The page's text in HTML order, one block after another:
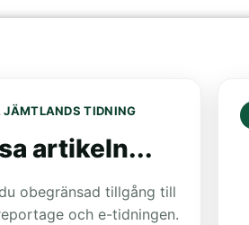
JÄMTLANDS TIDNING
artikeln...
obegränsad tillgång till
och e-tidningen.